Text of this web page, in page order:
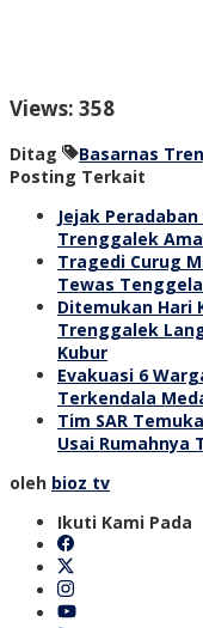
Views: 358
Ditag Basarnas
Posting Terkait
Jejak
Trenggalek
Tragedi Curug
Tewas
Ditemukan Hari
Trenggalek
Kubur
Evakuasi 6
Terkendala
Tim SAR
Usai
oleh bioz tv
Ikuti Kami Pada